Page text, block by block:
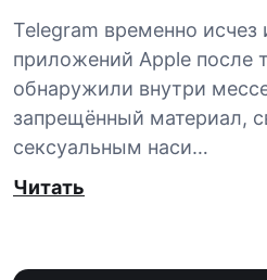
Telegram временно исчез
приложений Apple после
обнаружили внутри
запрещённый материал,
сексуальным наси…
Читать